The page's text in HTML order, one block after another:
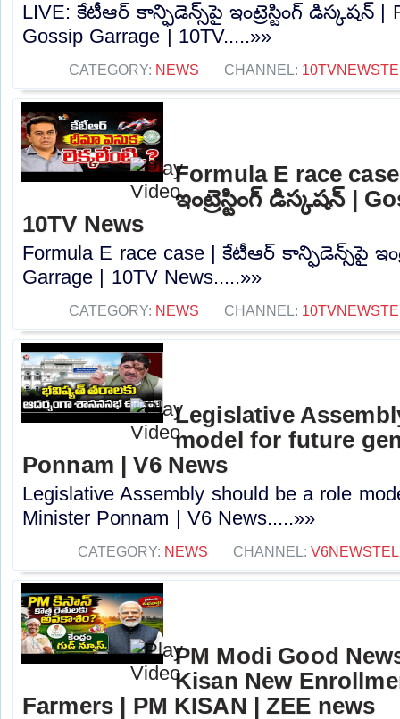
LIVE: కేటీఆర్ కాన్ఫిడెన్స్‌పై ఇంట్రెస్టింగ్ డిస్కషన్‌ |
Gossip Garrage | 10TV.....»»
CATEGORY: NEWS CHANNEL:
Formula E race
ఇంట్రెస్టింగ్ డిస్కషన్‌ |
10TV News
Formula E race case | కేటీఆర్ కాన్ఫిడెన్స్‌పై
Garrage | 10TV News.....»»
CATEGORY: NEWS CHANNEL:
Legislative
model for future
Ponnam | V6 News
Legislative Assembly should be a role
Minister Ponnam | V6 News.....»»
CATEGORY: NEWS CHANNEL:
PM Modi Good
Kisan New
Farmers | PM KISAN | ZEE news